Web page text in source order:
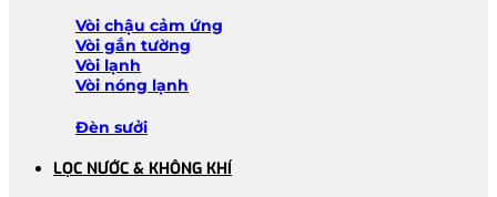
Vòi chậu cảm ứng
Vòi gắn tường
Vòi lạnh
Vòi nóng lạnh
Đèn sưởi
LỌC NƯỚC & KHÔNG KHÍ